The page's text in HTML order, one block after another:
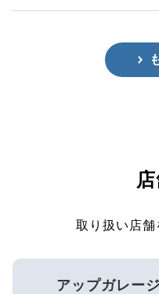
取り扱い店舗
アップガレー